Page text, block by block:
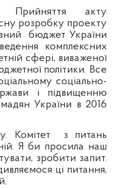
Прийняття акту
розробку проекту
бюджет України
комплексних
сфері, виваженої
політики. Все
іальному соціально-
і підвищенню
України в 2016
Комітет
з питань
Я би просила наш
зробити запит.
ці питання,